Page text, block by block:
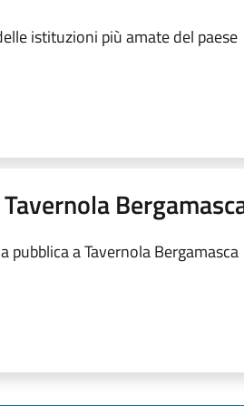
istituzioni più amate del paese
pubblica a Tavernola Bergamasca